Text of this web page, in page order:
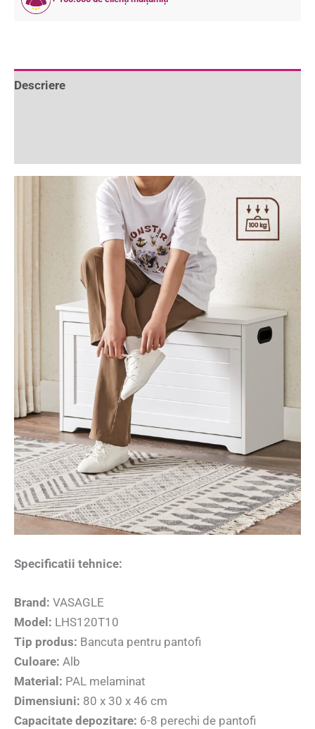
Descriere
Specificatii tehnice:
Brand: VASAGLE
Model: LHS120T10
Tip produs: Bancuta pentru pantofi
Culoare: Alb
Material: PAL melaminat
Dimensiuni: 80 x 30 x 46 cm
Capacitate depozitare: 6-8 perechi de pantofi